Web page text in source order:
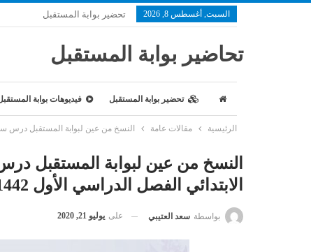
السبت, أغسطس 8, 2026 تحضير بوابة المستقبل
تحاضير بوابة المستقبل
تحضير بوابة المستقبل فيديوهات بوابة
الرئيسية مقالات عامة النسخ من عين لبوابة المستقبل درس سنن
النسخ من عين لبوابة المستقبل
الابتدائي الفصل الدراسي الأول 1442 هـ
بواسطة سعد العتيبي على يوليو 21, 2020